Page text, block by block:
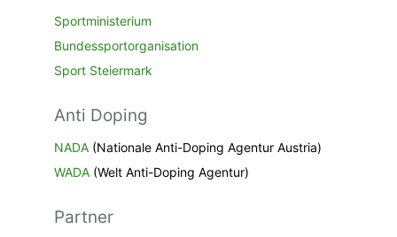
Sportministerium
Bundessportorganisation
Sport Steiermark
Anti Doping
NADA (Nationale Anti-Doping Agentur Austria)
WADA (Welt Anti-Doping Agentur)
Partner